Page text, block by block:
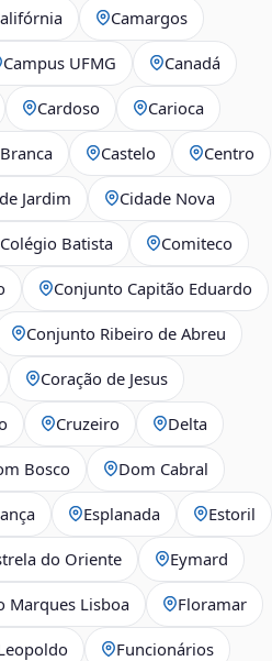
Camargos
Campus UFMG Canadá
Cardoso Carioca
Castelo Centro
Jardim Cidade Nova
Colégio Batista Comiteco
Conjunto Capitão Eduardo
Conjunto Ribeiro de Abreu
Coração de Jesus
Cruzeiro Delta
Bosco Dom Cabral
Esplanada Estoril
do Oriente Eymard
Marques Lisboa Floramar
Funcionários